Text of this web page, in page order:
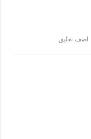
اضف تعليق